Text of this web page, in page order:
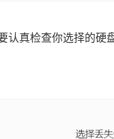
认真检查你选择的硬